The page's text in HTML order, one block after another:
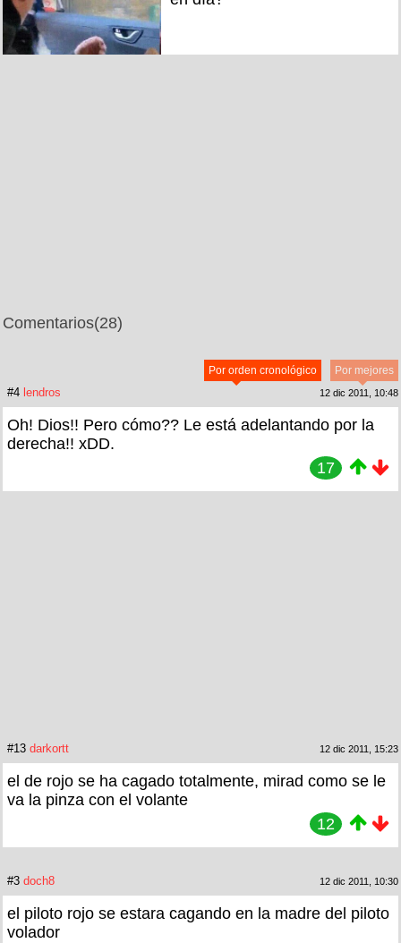
Comentarios(28)
Por mejores
Por orden cronológico
#4 lendros 12 dic 2011, 10:48
Oh! Dios!! Pero cómo?? Le está adelantando por la
derecha!! xDD.
17
#13 darkortt 12 dic 2011, 15:23
el de rojo se ha cagado totalmente, mirad como se le
va la pinza con el volante
12
#3 doch8 12 dic 2011, 10:30
el piloto rojo se estara cagando en la madre del piloto
volador